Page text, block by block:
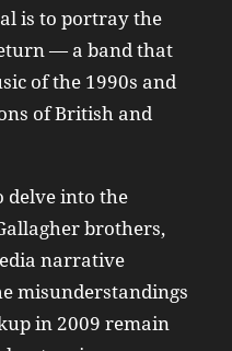
is to portray the
— a band that
of the 1990s and
of British and
delve into the
brothers,
narrative
misunderstandings
in 2009 remain